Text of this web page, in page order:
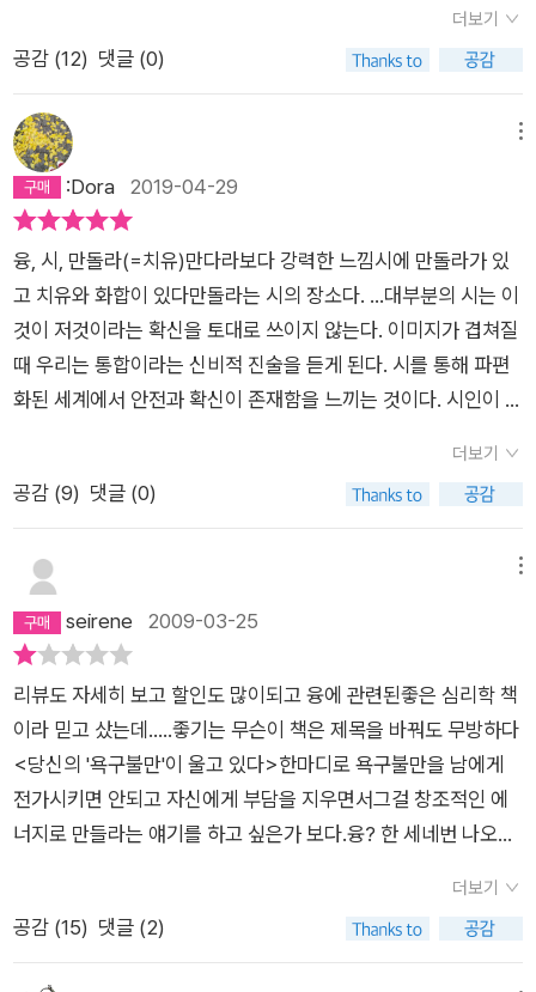
하게 되며, 황홀경을 경험할 지렛대의 중심을 놓치게 된다.˝˝만돌
라는 분리의 치유로부터 시작한다. 두 동그라미가 겹치지는 부분
이 맨 처음에는 초승달만치 작다. 그러나 이것이 시작이다. 시간
이 지남에 따라 중첩된 부분이 점점 커지고, 더 많이 겹쳐짐으로
써 치유가 완전해진다. 분열되고 전일적이지 않은 것은 신성하지
않다는 의미인데 만돌라가 이 분리된 조각들을 함께 묶는다. 이것
더보기
공감 (12) 댓글 (0)
:Dora 2019-04-29
융, 시, 만돌라(=치유)만다라보다 강력한 느낌시에 만돌라가 있
고 치유와 화합이 있다만돌라는 시의 장소다. ...대부분의 시는 이
것이 저것이라는 확신을 토대로 쓰이지 않는다. 이미지가 겹쳐질
때 우리는 통합이라는 신비적 진술을 듣게 된다. 시를 통해 파편
화된 세계에서 안전과 확신이 존재함을 느끼는 것이다. 시인이 우
더보기
공감 (9) 댓글 (0)
seirene 2009-03-25
리뷰도 자세히 보고 할인도 많이되고 융에 관련된좋은 심리학 책
이라 믿고 샀는데.....좋기는 무슨이 책은 제목을 바꿔도 무방하다
<당신의 '욕구불만'이 울고 있다>한마디로 욕구불만을 남에게
전가시키면 안되고 자신에게 부담을 지우면서그걸 창조적인 에
너지로 만들라는 얘기를 하고 싶은가 보다.융? 한 세네번 나오긴
천이며-예) 신성적인... 남성성... 새로운 은총... 눈부신 경지...여
성 비하적이며-예) 아내는 남편을 괴롭히고 재산을 뺏으려 노력
더보기
공감 (15) 댓글 (2)